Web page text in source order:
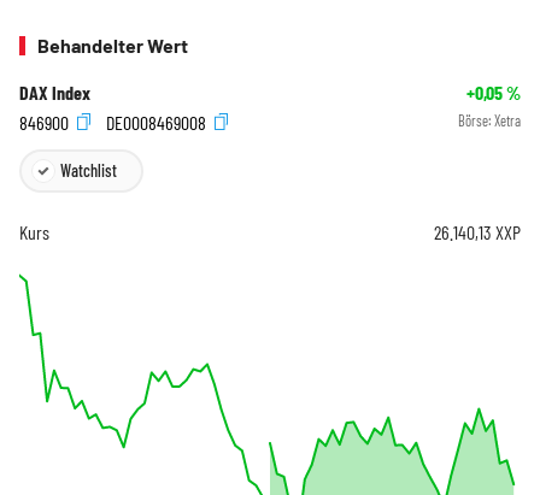
Behandelter Wert
DAX Index +0,05%
846900
DE0008469008 Börse: Xetra
Watchlist
Kurs 26.140,13 XXP